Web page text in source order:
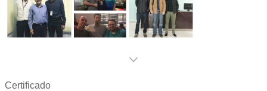
Certificado